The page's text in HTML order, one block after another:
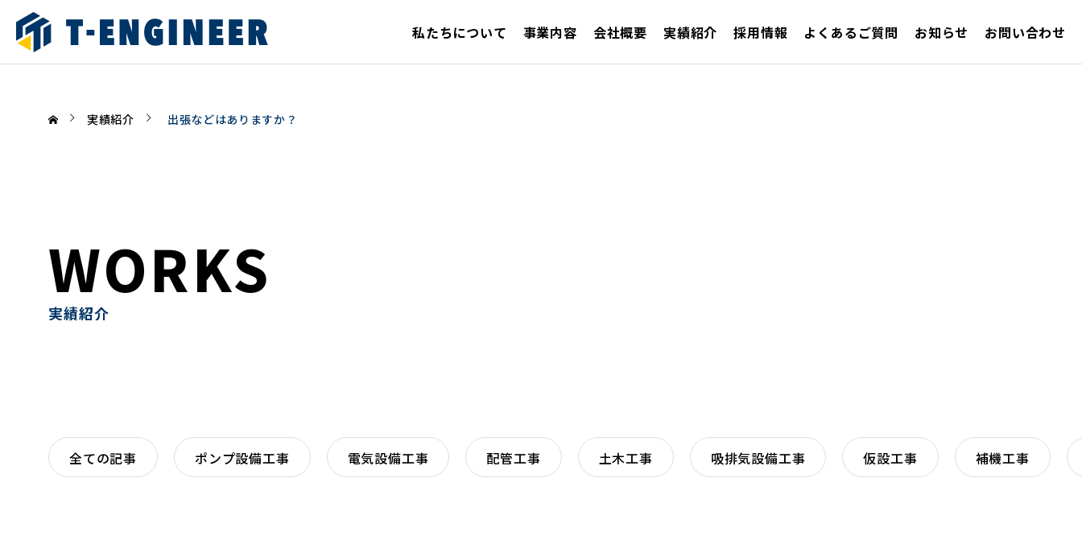
私たちについて 事業内容 会社概要 実績紹介 採用情報 よくあるご質問 お知らせ お問い合わせ
自社施工（設備メンテナンス）
実績紹介 出張などはありますか？
WORKS
実績紹介
全ての記事 ポンプ設備工事 電気設備工事 配管工事 土木工事 吸排気設備工事 仮設工事 補機工事